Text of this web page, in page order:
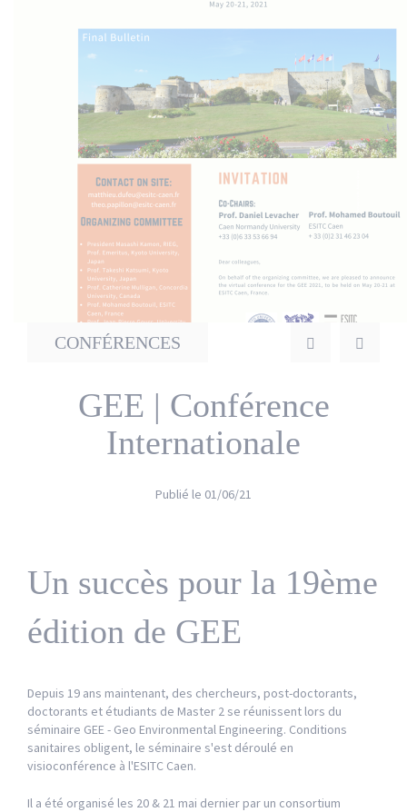
Nos partenaires
CONFÉRENCES
GEE | Conférence
Internationale
Publié le 01/06/21
Un succès pour la 19ème
édition de GEE
Depuis 19 ans maintenant, des chercheurs, post-doctorants,
doctorants et étudiants de Master 2 se réunissent lors du
séminaire GEE - Geo Environmental Engineering. Conditions
sanitaires obligent, le séminaire s'est déroulé en
visioconférence à l'ESITC Caen.
Il a été organisé les 20 & 21 mai dernier par un consortium